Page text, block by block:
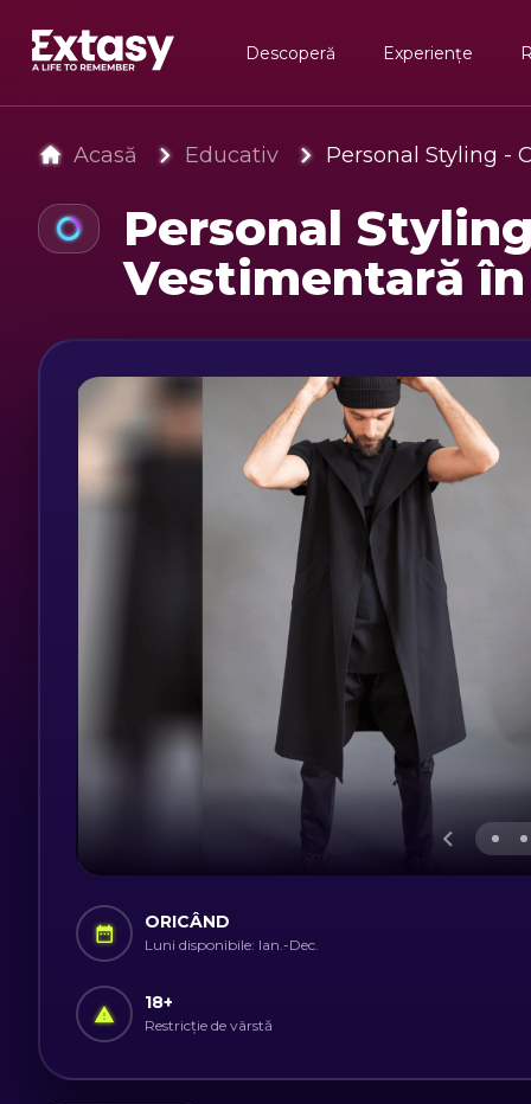
Descoperă Experiențe
Acasă Educativ Personal Styling -
Personal
Vestimentară
ORICÂND
Luni disponibile: Ian.-Dec.
18+
Restricție de vârstă